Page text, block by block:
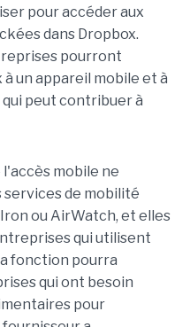
pour accéder aux
dans Dropbox.
pourront
un appareil mobile et à
peut contribuer à
mobile ne
de mobilité
ou AirWatch, et elles
qui utilisent
fonction pourra
qui ont besoin
pour